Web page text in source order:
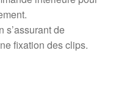
s’assurant de
fixation des clips.